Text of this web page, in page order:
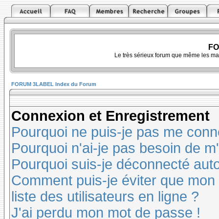
Le très sérieux forum que même les
FORUM 3LABEL Index du Forum
Connexion et Enregistrement
Pourquoi ne puis-je pas me
Pourquoi n'ai-je pas besoin de
Pourquoi suis-je déconnecté
Comment puis-je éviter que
liste des utilisateurs en ligne ?
J'ai perdu mon mot de passe !